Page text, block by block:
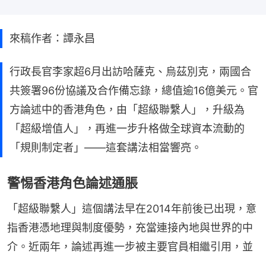
來稿作者：譚永昌
行政長官李家超6月出訪哈薩克、烏茲別克，兩國合
共簽署96份協議及合作備忘錄，總值逾16億美元。官
方論述中的香港角色，由「超級聯繫人」，升級為
「超級增值人」，再進一步升格做全球資本流動的
「規則制定者」——這套講法相當響亮。
警惕香港角色論述通脹
「超級聯繫人」這個講法早在2014年前後已出現，意
指香港憑地理與制度優勢，充當連接內地與世界的中
介。近兩年，論述再進一步被主要官員相繼引用，並